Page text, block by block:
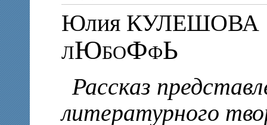
Юлия КУЛЕШОВА
лЮбоФфЬ
Рассказ
литературного